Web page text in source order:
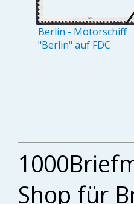
Berlin - Motorschiff
"Berlin" auf FDC
Shop für